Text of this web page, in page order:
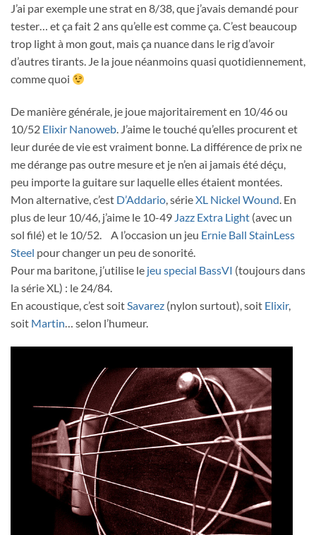
J’ai par exemple une strat en 8/38, que j’avais demandé pour
tester… et ça fait 2 ans qu’elle est comme ça. C’est beaucoup
trop light à mon gout, mais ça nuance dans le rig d’avoir
d’autres tirants. Je la joue néanmoins quasi quotidiennement,
comme quoi
De manière générale, je joue majoritairement en 10/46 ou
10/52 Elixir Nanoweb . J’aime le touché qu’elles procurent et
leur durée de vie est vraiment bonne. La différence de prix ne
me dérange pas outre mesure et je n’en ai jamais été déçu,
peu importe la guitare sur laquelle elles étaient montées.
Mon alternative, c’est D’Addario , sérieXL Nickel Wound . En
plus de leur 10/46, j’aime le 10-49 Jazz Extra Light (avec un
sol filé) et le 10/52. A l’occasion un jeu Ernie Ball StainLess
Steel pour changer un peu de sonorité.
Pour ma baritone, j’utilise le jeu special BassVI (toujours dans
la série XL) : le 24/84.
En acoustique, c’est soit Savarez (nylon surtout), soit Elixir,
soit Martin … selon l’humeur.